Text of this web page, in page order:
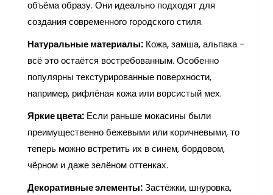
объёма образу. Они идеально подходят для
создания современного городского стиля.
Натуральные материалы: Кожа, замша, альпака -
всё это остаётся востребованным. Особенно
популярны текстурированные поверхности,
например, рифлёная кожа или ворсистый мех.
Яркие цвета: Если раньше мокасины были
преимущественно бежевыми или коричневыми, то
теперь можно встретить их в синем, бордовом,
чёрном и даже зелёном оттенках.
Декоративные элементы:Застёжки, шнуровка,